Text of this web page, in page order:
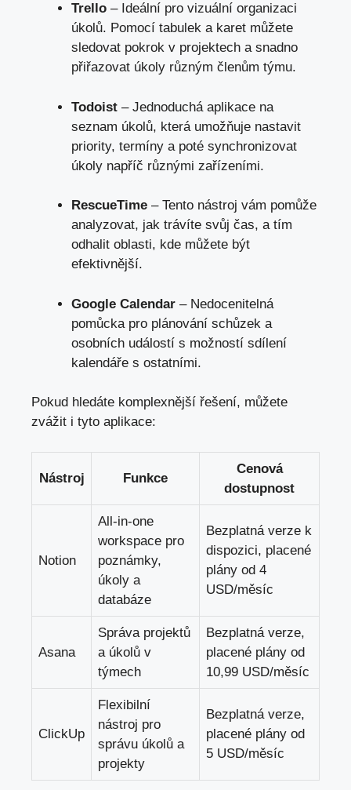
Trello – Ideální pro vizuální organizaci
úkolů. Pomocí tabulek a karet můžete
sledovat pokrok v projektech a snadno
přiřazovat úkoly různým členům týmu.
Todoist – Jednoduchá aplikace na
seznam úkolů, která umožňuje nastavit
priority, termíny a poté synchronizovat
úkoly napříč různými zařízeními.
RescueTime – Tento nástroj vám pomůže
analyzovat, jak trávíte svůj čas, a tím
odhalit oblasti, kde můžete být
efektivnější.
Google Calendar – Nedocenitelná
pomůcka pro plánování schůzek a
osobních událostí s možností sdílení
kalendáře s ostatními.
Pokud hledáte komplexnější řešení, můžete
zvážit i tyto aplikace:
Nástroj Funkce
Cenová
dostupnost
Notion
All-in-one
workspace pro
poznámky,
úkoly a
databáze
Bezplatná verze k
dispozici, placené
plány od 4
USD/měsíc
Asana
Správa projektů
a úkolů v
týmech
Bezplatná verze,
placené plány od
10,99 USD/měsíc
ClickUp
Flexibilní
nástroj pro
správu úkolů a
projekty
Bezplatná verze,
placené plány od
5 USD/měsíc